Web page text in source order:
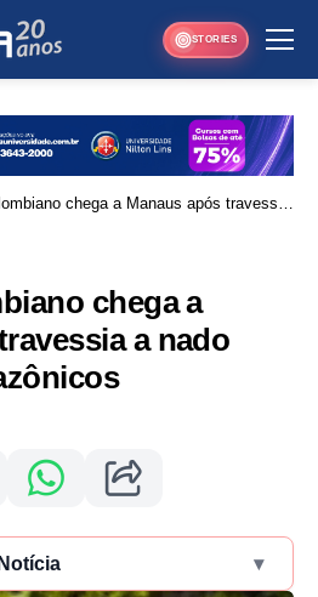
STORIES
chega a Manaus após travessia
chega a
a nado
▾